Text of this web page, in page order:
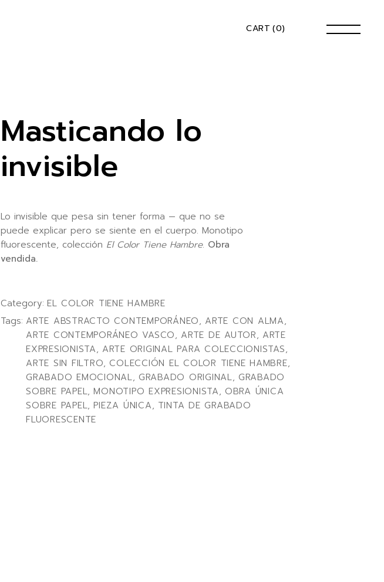
CART (0)
Masticando lo
invisible
Lo invisible que pesa sin tener forma — que no se
puede explicar pero se siente en el cuerpo. Monotipo
fluorescente, colección El Color Tiene Hambre. Obra
vendida.
Category: EL COLOR TIENE HAMBRE
Tags: ARTE ABSTRACTO CONTEMPORÁNEO, ARTE CON ALMA,
ARTE CONTEMPORÁNEO VASCO, ARTE DE AUTOR, ARTE
EXPRESIONISTA, ARTE ORIGINAL PARA COLECCIONISTAS,
ARTE SIN FILTRO, COLECCIÓN EL COLOR TIENE HAMBRE,
GRABADO EMOCIONAL, GRABADO ORIGINAL, GRABADO
SOBRE PAPEL,MONOTIPO EXPRESIONISTA, OBRA ÚNICA
SOBRE PAPEL,PIEZA ÚNICA, TINTA DE GRABADO
FLUORESCENTE